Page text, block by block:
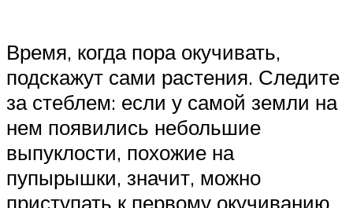
Время, когда пора окучивать,
подскажут сами растения. Следите
за стеблем: если у самой земли на
нем появились небольшие
выпуклости, похожие на
пупырышки, значит, можно
приступать к первому окучиванию.